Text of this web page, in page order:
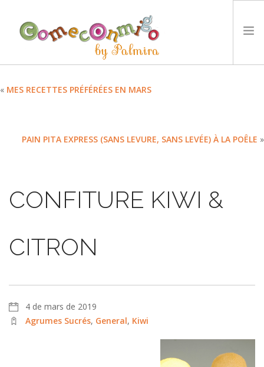
NOTRE PHILOSOPHIE
LANGUE :
« MES RECETTES PRÉFÉRÉES EN MARS
PAIN PITA EXPRESS (SANS LEVURE, SANS LEVÉE) À LA POÊLE »
CONFITURE KIWI &
CITRON
4 de mars de 2019
Agrumes Sucrés, General, Kiwi